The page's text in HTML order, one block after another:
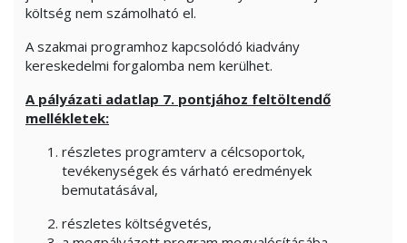
költség nem számolható el.
A szakmai programhoz kapcsolódó kiadvány
kereskedelmi forgalomba nem kerülhet.
A pályázati adatlap 7. pontjához feltöltendő
mellékletek:
részletes programterv a célcsoportok,
tevékenységek és várható eredmények
bemutatásával,
részletes költségvetés,